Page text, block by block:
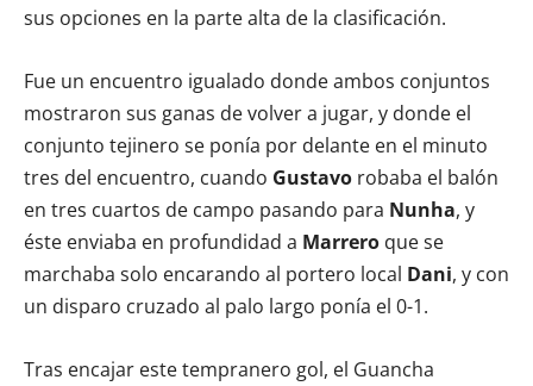
sus opciones en la parte alta de la clasificación.
Fue un encuentro igualado donde ambos conjuntos
mostraron sus ganas de volver a jugar, y donde el
conjunto tejinero se ponía por delante en el minuto
tres del encuentro, cuando Gustavo robaba el balón
en tres cuartos de campo pasando para Nunha, y
éste enviaba en profundidad a Marrero que se
marchaba solo encarando al portero local Dani, y con
un disparo cruzado al palo largo ponía el 0-1.
Tras encajar este tempranero gol, el Guancha